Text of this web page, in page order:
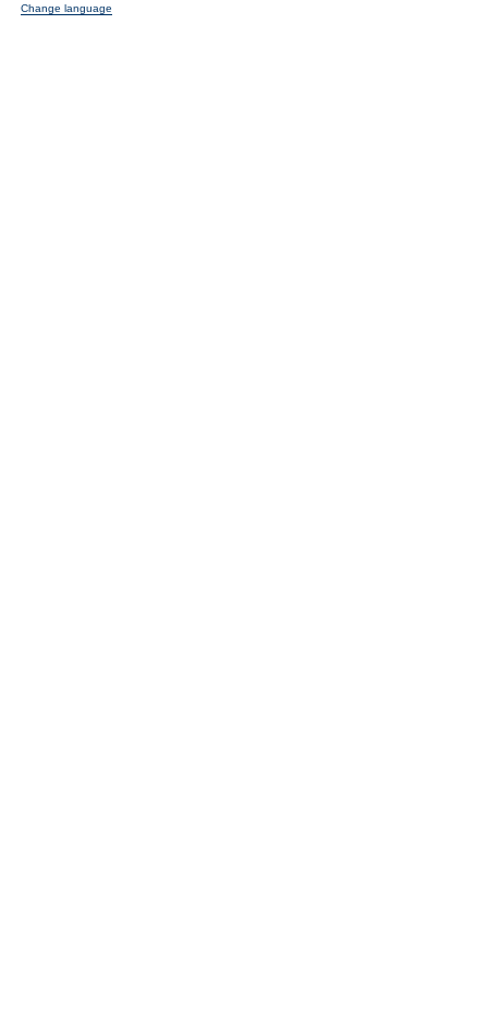
Change language